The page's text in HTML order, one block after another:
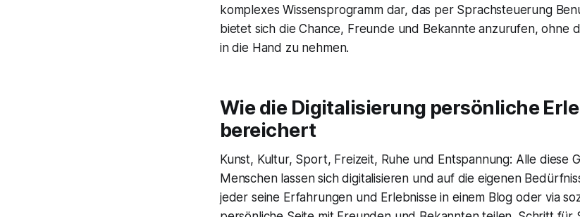
komplexes Wissensprogramm dar, das per Sprachsteuerung
bietet sich die Chance, Freunde und Bekannte anzurufen, ohne
in die Hand zu nehmen.
Wie die Digitalisierung persönliche
bereichert
Kunst, Kultur, Sport, Freizeit, Ruhe und Entspannung: Alle diese
Menschen lassen sich digitalisieren und auf die eigenen
jeder seine Erfahrungen und Erlebnisse in einem Blog oder via